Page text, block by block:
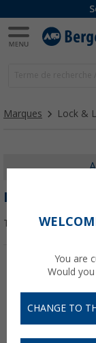
Marques Lock &
LOCK & LOCK
Trier par :
You are
Would
CHANGE TO